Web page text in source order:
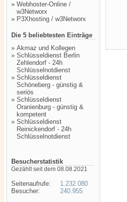
» Webhoster-Online /
w3Networx
» P3Xhosting / w3Networx
Die 5 beliebtesten Einträge
» Akmaz und Kollegen
» Schlüsseldienst Berlin
Zehlendorf - 24h
Schlüsselnotdienst
» Schlüsseldienst
Schöneberg - günstig &
seriös
» Schlüsseldienst
Oranienburg - günstig &
kompetent
» Schlüsseldienst
Reinickendorf - 24h
Schlüsselnotdienst
Besucherstatistik
Gezählt seit dem 08.08.2021
Seitenaufrufe:
Besucher:
1.232.080
240.955